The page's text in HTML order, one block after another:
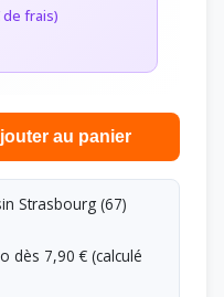
de frais)
au panier
Strasbourg (67)
dès 7,90 € (calculé